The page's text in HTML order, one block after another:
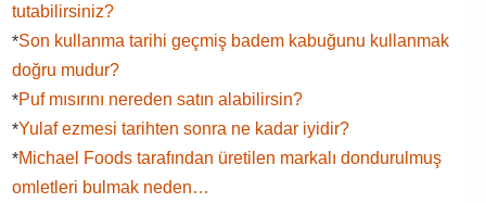
tutabilirsiniz?
*Son kullanma tarihi geçmiş badem kabuğunu kullanmak
doğru mudur?
*Puf mısırını nereden satın alabilirsin?
*Yulaf ezmesi tarihten sonra ne kadar iyidir?
*Michael Foods tarafından üretilen markalı dondurulmuş
omletleri bulmak neden…